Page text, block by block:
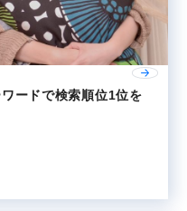
ードで検索順位1位を